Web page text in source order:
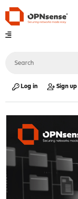
Log in Sign up